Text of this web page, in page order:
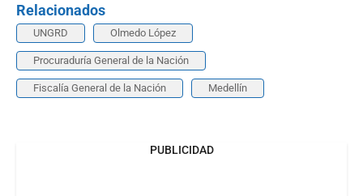
Relacionados
UNGRD Olmedo López
Procuraduría General de la Nación
Fiscalía General de la Nación Medellín
PUBLICIDAD